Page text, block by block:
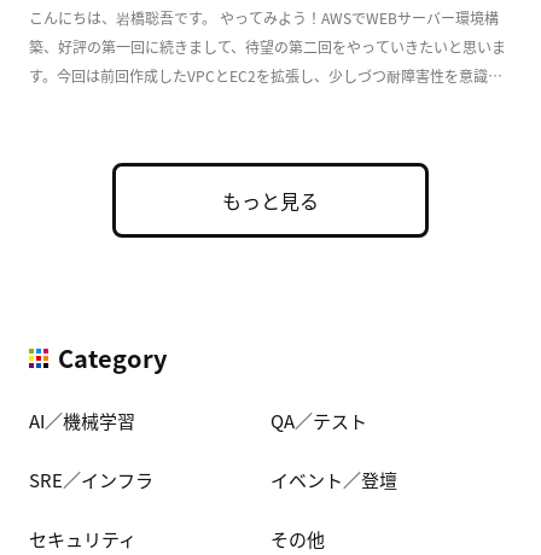
こんにちは、岩橋聡吾です。 やってみよう！AWSでWEBサーバー環境構
築、好評の第一回に続きまして、待望の第二回をやっていきたいと思いま
す。今回は前回作成したVPCとEC2を拡張し、少しづつ耐障害性を意識し
もっと見る
Category
AI／機械学習 QA／テスト
SRE／インフラ イベント／登壇
セキュリティ その他